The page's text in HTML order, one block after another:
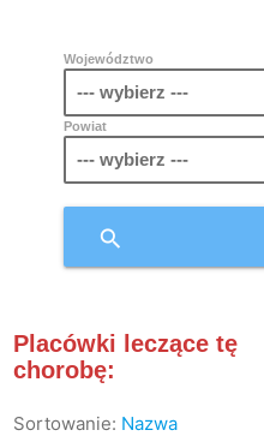
Województwo
Powiat
search
Placówki leczące tę
chorobę:
Sortowanie: Nazwa